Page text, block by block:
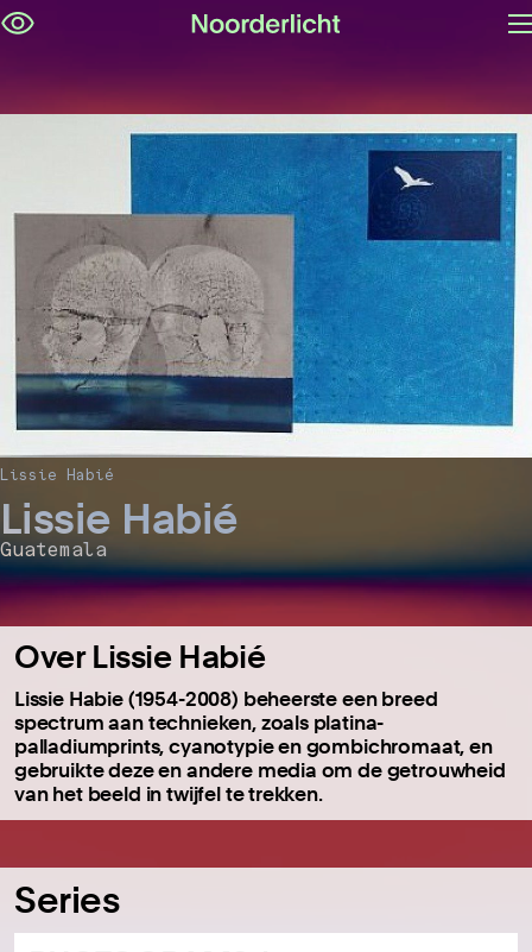
Lissie Habié
Guatemala
Lissie Habié
Over Lissie Habié
Lissie Habie (1954-2008) beheerste een breed
spectrum aan technieken, zoals platina-
palladiumprints, cyanotypie en gombichromaat, en
gebruikte deze en andere media om de getrouwheid
van het beeld in twijfel te trekken.
Series